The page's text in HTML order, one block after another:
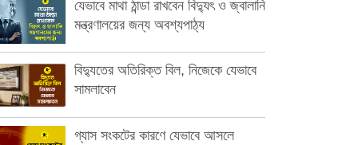
যেভাবে মাথা ঠান্ডা রাখবেন বিদ্যুৎ ও জ্বালানি
মন্ত্রণালয়ের জন্য অবশ্যপাঠ্য
বিদ্যুতের অতিরিক্ত বিল, নিজেকে যেভাবে
সামলাবেন
গ্যাস সংকটের কারণে যেভাবে আসলে